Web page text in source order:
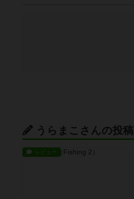
うらまこさんの投稿
レビュー